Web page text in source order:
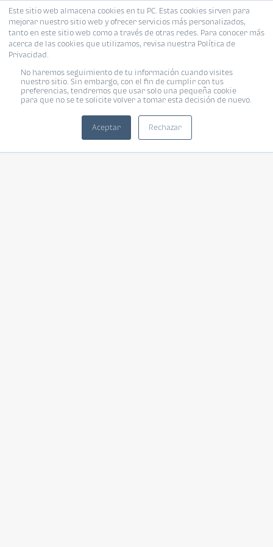
Este sitio web almacena cookies en tu PC. Estas cookies sirven para
mejorar nuestro sitio web y ofrecer servicios más personalizados,
tanto en este sitio web como a través de otras redes. Para conocer más
acerca de las cookies que utilizamos, revisa nuestra Política de
Privacidad.
No haremos seguimiento de tu información cuando visites
nuestro sitio. Sin embargo, con el fin de cumplir con tus
preferencias, tendremos que usar solo una pequeña cookie
para que no se te solicite volver a tomar esta decisión de nuevo.
Aceptar Rechazar